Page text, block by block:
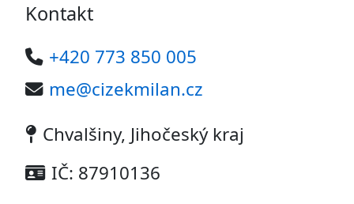
Kontakt
+420 773 850 005
me@cizekmilan.cz
Chvalšiny, Jihočeský kraj
IČ: 87910136